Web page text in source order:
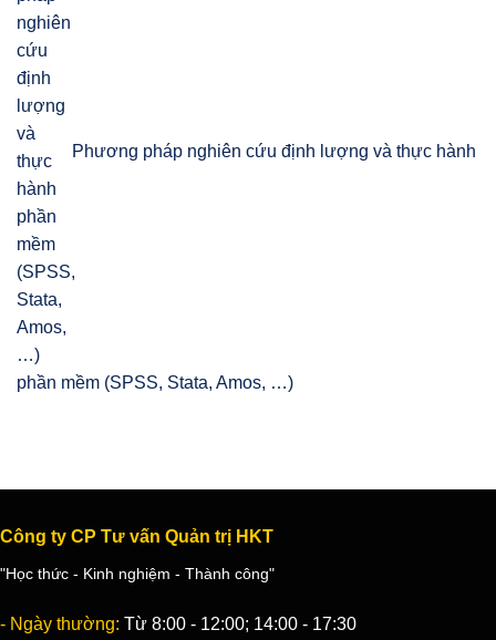
Phương pháp nghiên cứu định lượng và thực hành
phần mềm (SPSS, Stata, Amos, …)
Công ty CP Tư vấn Quản trị HKT
"Học thức - Kinh nghiệm - Thành công"
- Ngày thường: Từ 8:00 - 12:00; 14:00 - 17:30